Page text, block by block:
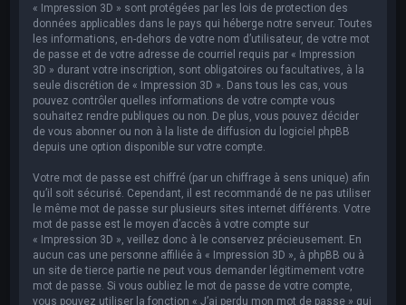
« Impression 3D » sont protégées par les lois de protection des
données applicables dans le pays qui héberge notre serveur. Toutes
les informations, en-dehors de votre nom d’utilisateur, de votre mot
de passe et de votre adresse de courriel requis par « Impression
3D » durant votre inscription, sont obligatoires ou facultatives, à la
seule discrétion de « Impression 3D ». Dans tous les cas, vous
pouvez contrôler quelles informations de votre compte vous
souhaitez rendre publiques ou non. De plus, vous pouvez décider
de vous abonner ou non à la liste de diffusion du logiciel phpBB
depuis une option disponible sur votre compte.
Votre mot de passe est chiffré (par un chiffrage à sens unique) afin
qu’il soit sécurisé. Cependant, il est recommandé de ne pas utiliser
le même mot de passe sur plusieurs sites internet différents. Votre
mot de passe est le moyen d’accès à votre compte sur
« Impression 3D », veillez donc à le conservez précieusement. En
aucun cas une personne affiliée à « Impression 3D », à phpBB ou à
un site de tierce partie ne peut vous demander légitimement votre
mot de passe. Si vous oubliez le mot de passe de votre compte,
vous pouvez utiliser la fonction « J’ai perdu mon mot de passe » qui